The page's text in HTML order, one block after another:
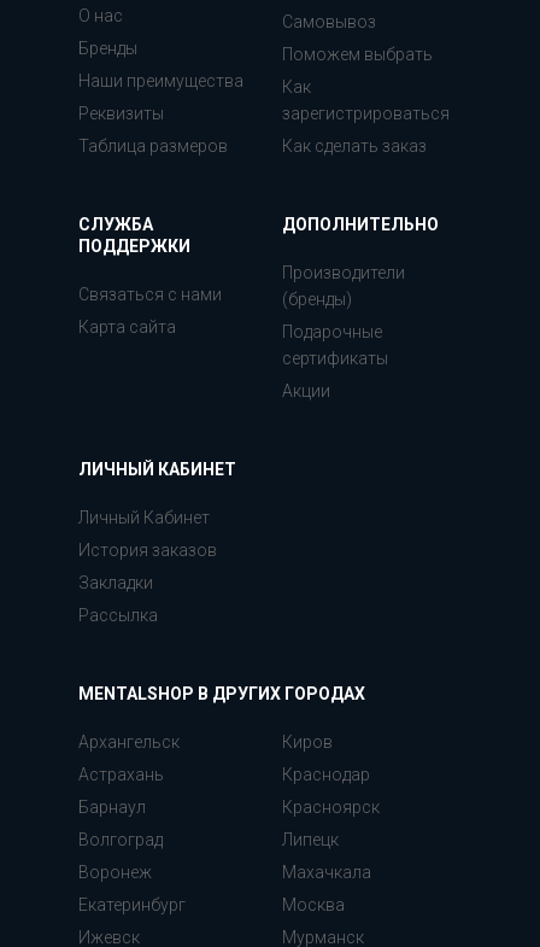
О нас
Бренды
Наши преимущества
Реквизиты
Таблица размеров
Самовывоз
Поможем выбрать
Как
зарегистрироваться
Как сделать заказ
СЛУЖБА
ПОДДЕРЖКИ
Связаться с нами
Карта сайта
ДОПОЛНИТЕЛЬНО
Производители
(бренды)
Подарочные
сертификаты
Акции
ЛИЧНЫЙ КАБИНЕТ
Личный Кабинет
История заказов
Закладки
Рассылка
MENTALSHOP В ДРУГИХ ГОРОДАХ
Архангельск
Астрахань
Барнаул
Волгоград
Воронеж
Екатеринбург
Ижевск
Киров
Краснодар
Красноярск
Липецк
Махачкала
Москва
Мурманск